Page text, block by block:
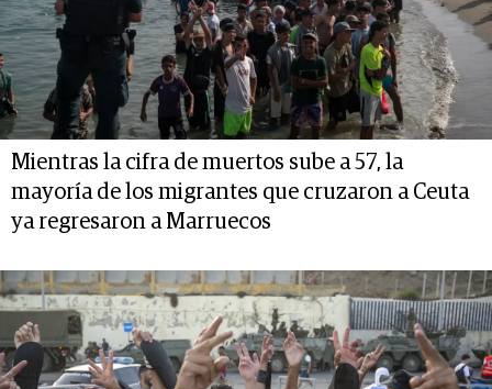
Mientras la cifra de muertos sube a 57, la
mayoría de los migrantes que cruzaron a Ceuta
ya regresaron a Marruecos